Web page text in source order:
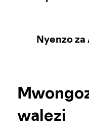
Uadilifu
Pata
Nyenzo
walezi